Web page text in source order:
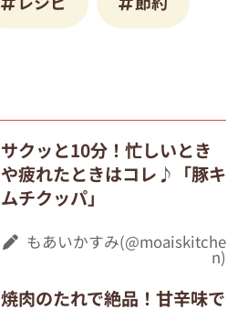
サクッと10分！忙しいとき
や疲れたときはコレ♪「豚キ
ムチクッパ」
もあいかすみ(@moaiskitche
n)
焼肉のたれで絶品！甘辛味で